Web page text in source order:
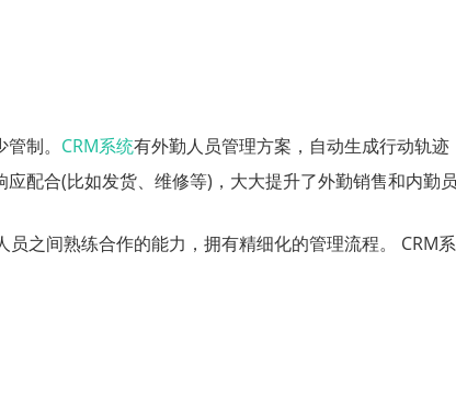
制。 CRM系统有外勤人员管理方案，自动生成行动轨
配合(比如发货、维修等)，大大提升了外勤销售和内勤员
之间熟练合作的能力，拥有精细化的管理流程。 CRM